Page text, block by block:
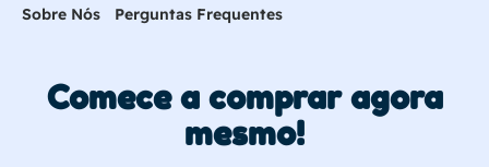
Sobre Nós Perguntas Frequentes
Comece a comprar agora
mesmo!